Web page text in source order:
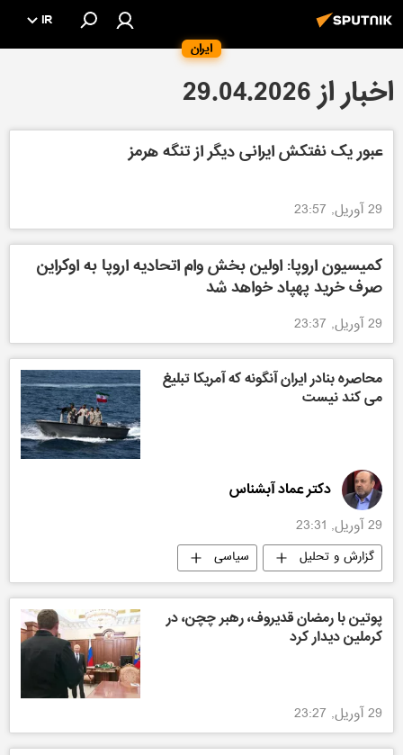
ایران
IR
اخبار از 29.04.2026
عبور یک نفتکش ایرانی دیگر از تنگه هرمز
29 آوریل, 23:57
کمیسیون اروپا: اولین بخش وام اتحادیه اروپا به اوکراین
صرف خرید پهپاد خواهد شد
29 آوریل, 23:37
محاصره بنادر ایران آنگونه که آمریکا تبلیغ
می کند نیست
دکتر عماد آبشناس
29 آوریل, 23:31
گزارش و تحلیل سیاسی
پوتین با رمضان قدیروف، رهبر چچن، در
کرملین دیدار کرد
29 آوریل, 23:27